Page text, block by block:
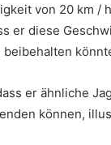
von 20 km /
er diese
beibehalten
er ähnliche
können,